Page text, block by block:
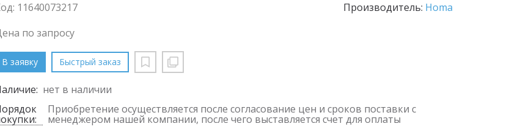
11640073217 Производитель: Homa
по запросу
В заявку Быстрый заказ
нет в наличии
Приобретение осуществляется после согласование цен и сроков поставки с
менеджером нашей компании, после чего выставляется счет для оплаты